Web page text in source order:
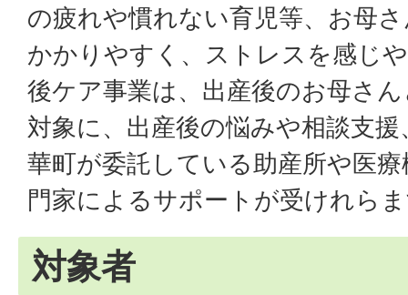
の疲れや慣れない育児等、お母
かかりやすく、ストレスを感じ
後ケア事業は、出産後のお母さ
対象に、出産後の悩みや相談支
華町が委託している助産所や医
門家によるサポートが受けれら
対象者